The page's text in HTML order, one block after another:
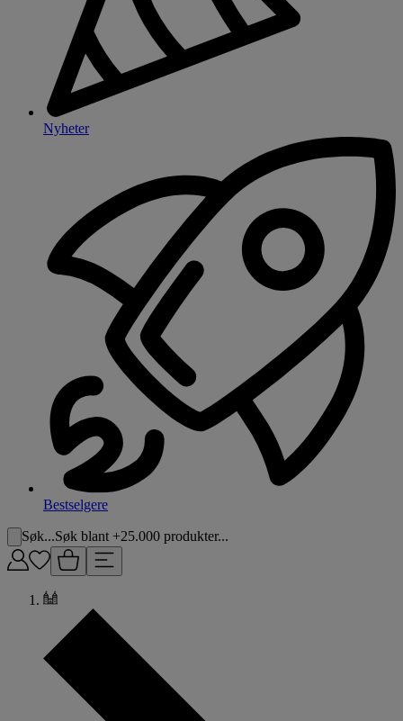
Nyheter
Bestselgere
Søk...Søk blant +25.000 produkter...